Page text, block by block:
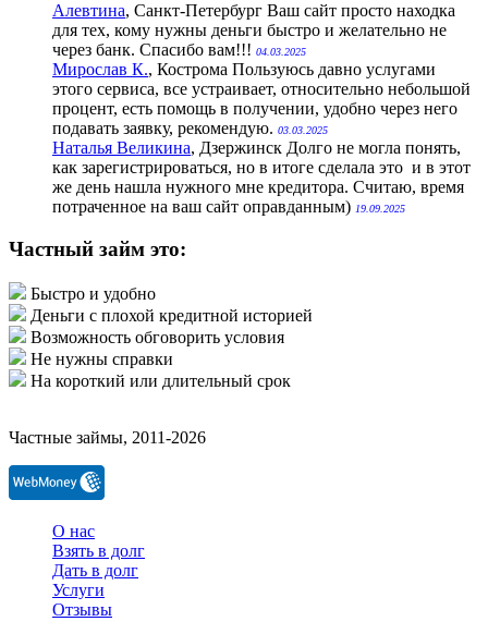
Алевтина, Санкт-Петербург Ваш сайт просто находка
для тех, кому нужны деньги быстро и желательно не
через банк. Спасибо вам!!! 04.03.2025
Мирослав К., Кострома Пользуюсь давно услугами
этого сервиса, все устраивает, относительно небольшой
процент, есть помощь в получении, удобно через него
подавать заявку, рекомендую. 03.03.2025
Наталья Великина, Дзержинск Долго не могла понять,
как зарегистрироваться, но в итоге сделала это и в этот
же день нашла нужного мне кредитора. Считаю, время
потраченное на ваш сайт оправданным) 19.09.2025
Частный займ это:
Быстро и удобно
Деньги с плохой кредитной историей
Возможность обговорить условия
Не нужны справки
На короткий или длительный срок
Частные займы, 2011-2026
О нас
Взять в долг
Дать в долг
Услуги
Отзывы